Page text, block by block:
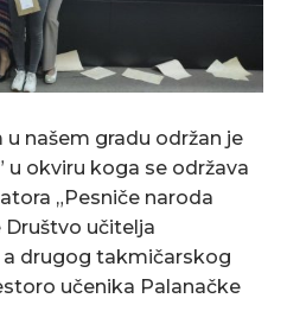
našem gradu održan je
u okviru koga se održava
„Pesniče naroda
Društvo učitelja
a drugog takmičarskog
učenika Palanačke